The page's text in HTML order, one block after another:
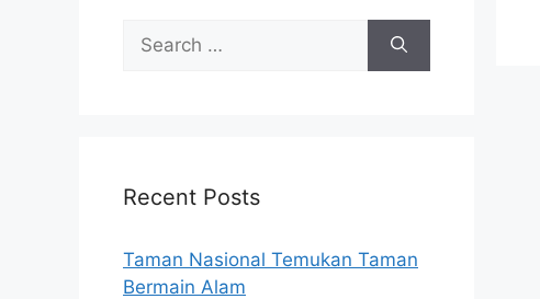
Search
for:
Recent Posts
Taman Nasional Temukan Taman
Bermain Alam